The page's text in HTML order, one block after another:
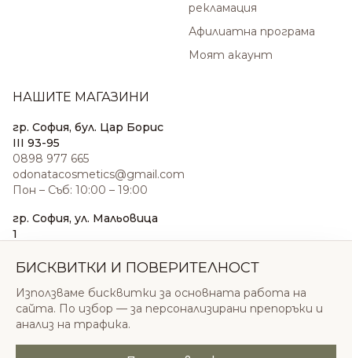
рекламация
Афилиатна програма
Моят акаунт
НАШИТЕ МАГАЗИНИ
гр. София, бул. Цар Борис
III 93-95
0898 977 665
odonatacosmetics@gmail.com
Пон – Съб: 10:00 – 19:00
гр. София, ул. Мальовица
1
sales@odonatacosmetics.com
Нед: 11:00 – 18:00
БИСКВИТКИ И ПОВЕРИТЕЛНОСТ
Използваме бисквитки за основната работа на
сайта. По избор — за персонализирани препоръки и
анализ на трафика.